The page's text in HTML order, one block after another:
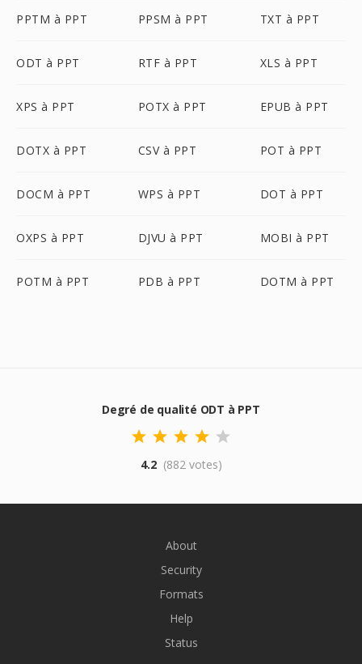
PPTM à PPT PPSM à PPT TXT à PPT
ODT à PPT RTF à PPT XLS à PPT
XPS à PPT POTX à PPT EPUB à PPT
DOTX à PPT CSV à PPT POT à PPT
DOCM à PPT WPS à PPT DOT à PPT
OXPS à PPT DJVU à PPT MOBI à PPT
POTM à PPT PDB à PPT DOTM à PPT
Degré de qualité ODT à PPT
4.2 (882 votes)
About
Security
Formats
Help
Status